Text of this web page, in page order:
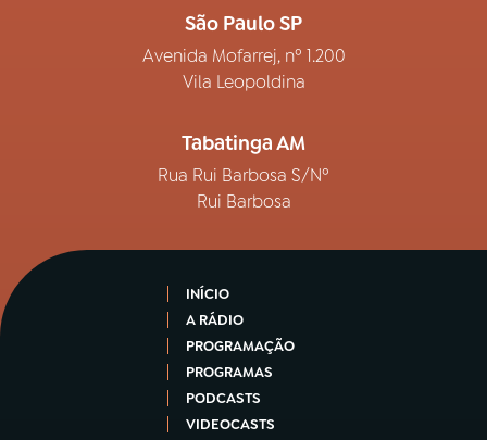
São Paulo SP
Avenida Mofarrej, nº 1.200
Vila Leopoldina
Tabatinga AM
Rua Rui Barbosa S/Nº
Rui Barbosa
INÍCIO
A RÁDIO
PROGRAMAÇÃO
PROGRAMAS
PODCASTS
VIDEOCASTS